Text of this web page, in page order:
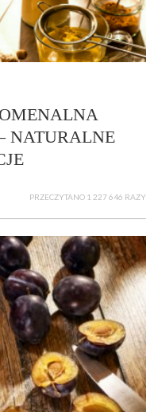
NATURALNE
PRZECZYTANO 1 227 646 RAZY